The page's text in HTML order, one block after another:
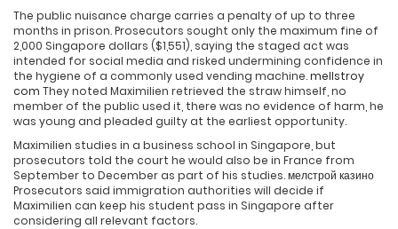
The public nuisance charge carries a penalty of up to three
months in prison. Prosecutors sought only the maximum fine of
2,000 Singapore dollars ($1,551), saying the staged act was
intended for social media and risked undermining confidence in
the hygiene of a commonly used vending machine.mellstroy
com They noted Maximilien retrieved the straw himself, no
member of the public used it, there was no evidence of harm, he
was young and pleaded guilty at the earliest opportunity.
Maximilien studies in a business school in Singapore, but
prosecutors told the court he would also be in France from
September to December as part of his studies.мелстрой казино
Prosecutors said immigration authorities will decide if
Maximilien can keep his student pass in Singapore after
considering all relevant factors.